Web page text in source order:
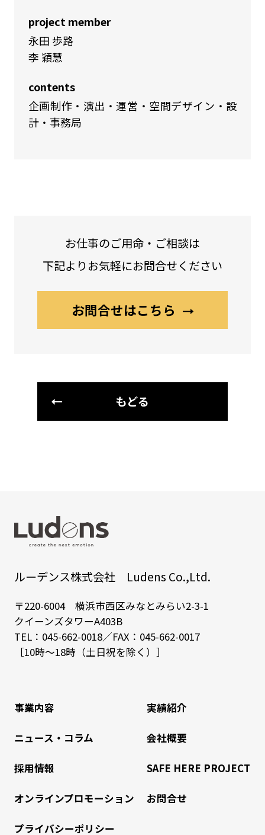
project member
永田 歩路
李 穎慧
contents
企画制作・演出・運営・空間デザイン・設
計・事務局
お仕事のご用命・ご相談は
下記よりお気軽にお問合せください
お問合せはこちら
もどる
ルーデンス株式会社 Ludens Co.,Ltd.
〒220-6004 横浜市西区みなとみらい2-3-1
クイーンズタワーA403B
TEL： 045-662-0018／FAX：045-662-0017
［10時～18時（土日祝を除く）］
事業内容 実績紹介
ニュース・コラム 会社概要
採用情報 SAFE HERE PROJECT
オンラインプロモーション お問合せ
プライバシーポリシー